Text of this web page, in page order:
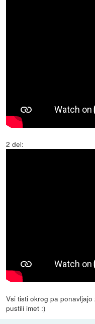
2 del:
Vsi tisti okrog pa
pustili imet :)